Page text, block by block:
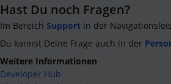
Hast Du noch Fragen?
Im Bereich Support in der
Du kannst Deine Frage auch in der
Weitere Informationen
Developer Hub